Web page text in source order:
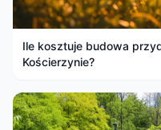
Ile kosztuje budowa
Kościerzynie?